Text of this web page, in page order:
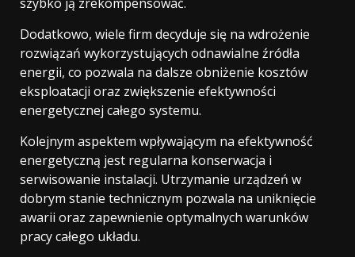
Dodatkowo, wiele firm decyduje się na wdrożenie
rozwiązań wykorzystujących odnawialne źródła
energii, co pozwala na dalsze obniżenie kosztów
eksploatacji oraz zwiększenie efektywności
energetycznej całego systemu.
Kolejnym aspektem wpływającym na efektywność
energetyczną jest regularna konserwacja i
serwisowanie instalacji. Utrzymanie urządzeń w
dobrym stanie technicznym pozwala na uniknięcie
awarii oraz zapewnienie optymalnych warunków
pracy całego układu.